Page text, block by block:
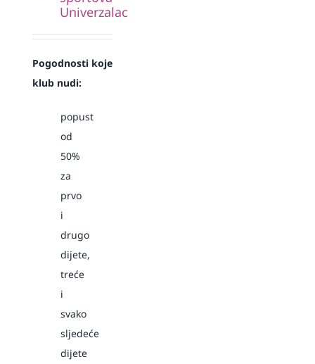
Univerzalac
Pogodnosti koje
klub nudi:
popust
od
50%
za
prvo
i
drugo
dijete,
treće
i
svako
sljedeće
dijete